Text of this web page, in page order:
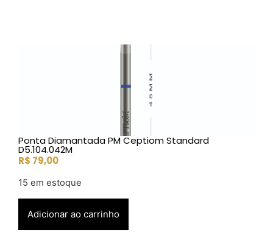
Ponta Diamantada PM Ceptiom Standard
D5.104.042M
R$ 79,00
15 em estoque
Adicionar ao carrinho